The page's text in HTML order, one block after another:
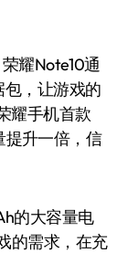
耀Note10通
，让游戏的
耀手机首款
提升一倍，信
的大容量电
的需求，在充